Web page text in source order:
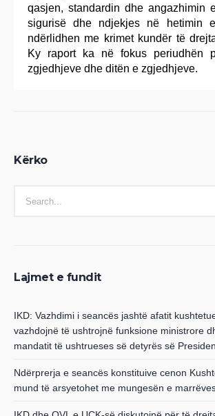
qasjen, standardin dhe angazhimin
sigurisë dhe ndjekjes në hetimin
ndërlidhen me krimet kundër të
Ky raport ka në fokus periudhën
zgjedhjeve dhe ditën e zgjedhjeve.
Kërko
Lajmet e fundit
IKD: Vazhdimi i seancës jashtë afatit
vazhdojnë të ushtrojnë funksione ministrore
mandatit të ushtrueses së detyrës së
Ndërprerja e seancës konstituive cenon
mund të arsyetohet me mungesën e